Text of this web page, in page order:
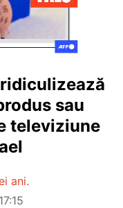
sau
televiziune
ani.